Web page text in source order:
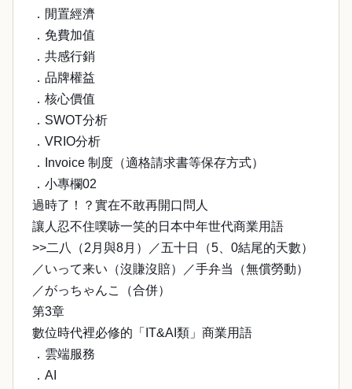
．閒置經濟
．免費加值
．共感行銷
．品牌權益
．核心價值
．SWOT分析
．VRIO分析
．Invoice 制度（適格請求書等保存方式）
．小專欄02
過時了！？實在不敢再開口問人
讓人忍不住噗哧一笑的日本中年世代商業用語
>>二八（2月與8月）／五十日（5、0結尾的天數）
／いって来い（沒賺沒賠）／手弁当（無償勞動）
／がっちゃんこ（合併）
第3章
數位時代裡必修的「IT&AI類」商業用語
．雲端服務
．AI